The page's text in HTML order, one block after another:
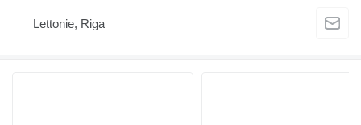
Lettonie, Riga